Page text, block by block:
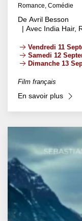
Romance, Comédie
De Avril Besson
| Avec India Hair,
Vendredi 11
Samedi 12
Dimanche 13
Film français
En savoir plus